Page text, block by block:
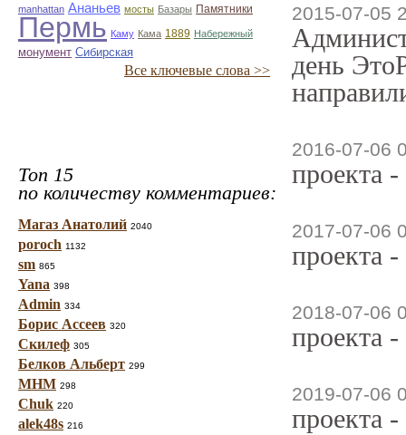
manhattan Ананьев мосты Базары Памятники
Пермь Каму Кама 1889 Набережный
монумент Сибирская
Все ключевые слова >>
Топ 15
по количеству комментариев:
Магаз Анатолий 2040
poroch 1132
sm 865
Yana 398
Admin 334
Борис Ассеев 320
Скилеф 305
Белков Альберт 299
МНМ 298
Chuk 220
alek48s 216
2015-07-05
день
2016-07-06
проекта
2017-07-06
проекта
2018-07-06
проекта
2019-07-06
проекта